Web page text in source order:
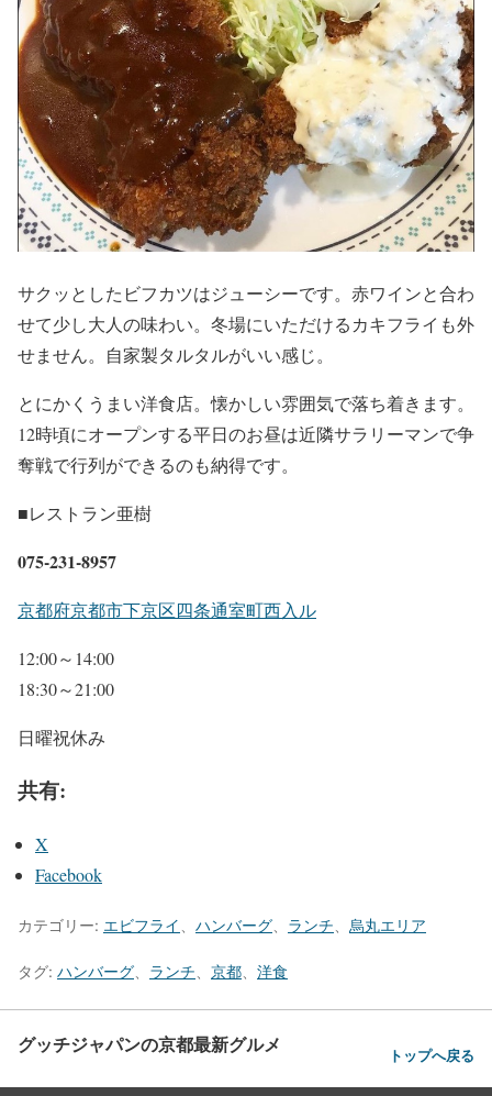
サクッとしたビフカツはジューシーです。赤ワインと合わ
せて少し大人の味わい。冬場にいただけるカキフライも外
せません。自家製タルタルがいい感じ。
とにかくうまい洋食店。懐かしい雰囲気で落ち着きます。
12時頃にオープンする平日のお昼は近隣サラリーマンで争
奪戦で行列ができるのも納得です。
■レストラン亜樹
075-231-8957
京都府京都市下京区四条通室町西入ル
12:00～14:00
18:30～21:00
日曜祝休み
共有:
X
Facebook
カテゴリー: エビフライ ハンバーグ ランチ 烏丸エリア
タグ: ハンバーグ ランチ 京都 洋食
グッチジャパンの京都最新グルメ トップへ戻る